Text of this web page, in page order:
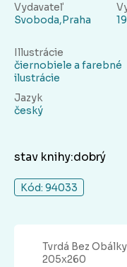
Vydavateľ
Svoboda,Praha
Illustrácie
čiernobiele a farebné
ilustrácie
Jazyk
český
stav knihy:dobrý
Kód: 94033
Tvrdá Bez Obálky
205x260